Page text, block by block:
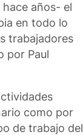
años- el
en todo lo
trabajadores
por Paul
como por
de trabajo del